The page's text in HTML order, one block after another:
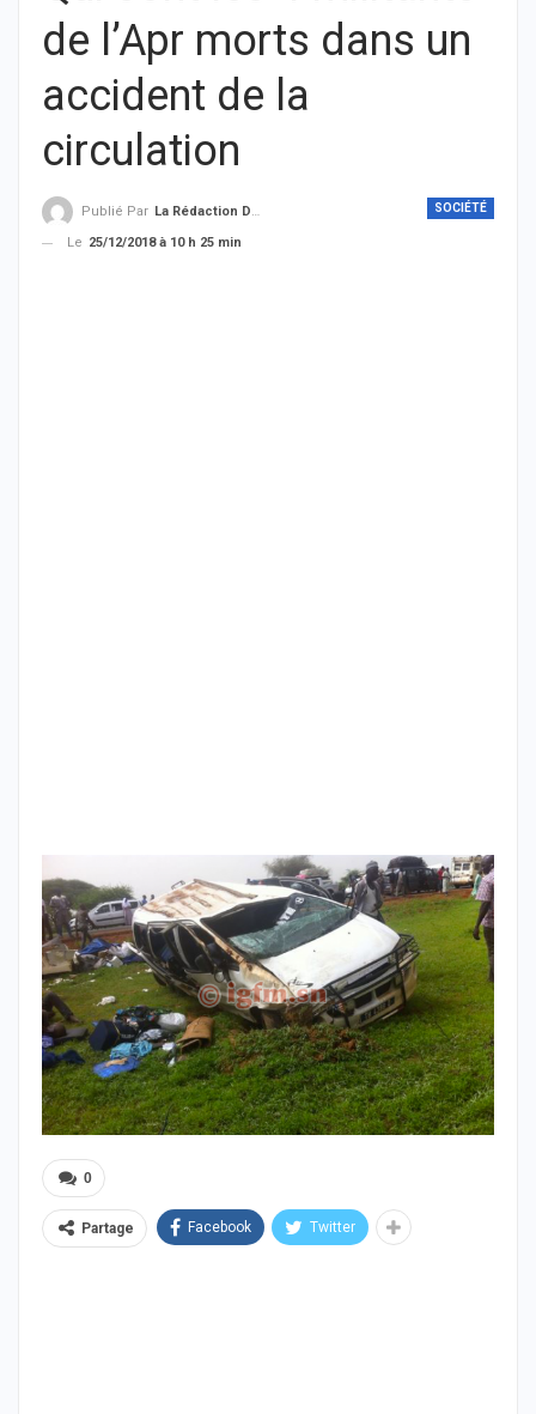
de l’Apr morts dans un
accident de la
circulation
SOCIÉTÉ
Publié Par La Rédaction De THIEYSENEGAL.com
Le 25/12/2018 à 10 h 25 min
0
Partage Facebook Twitter